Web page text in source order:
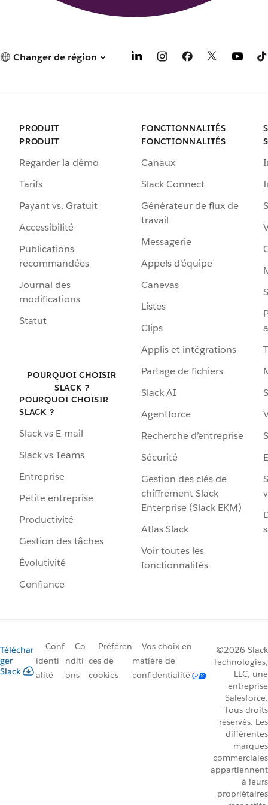
Changer de région
PRODUIT
PRODUIT
Regarder la démo
Tarifs
Payant vs. Gratuit
Accessibilité
Publications
recommandées
Journal des
modifications
Statut
POURQUOI CHOISIR
SLACK ?
POURQUOI CHOISIR
SLACK ?
Slack vs E-mail
Slack vs Teams
Entreprise
Petite entreprise
Productivité
Gestion des tâches
Évolutivité
Confiance
FONCTIONNALITÉS
FONCTIONNALITÉS
Canaux
Slack Connect
Générateur de flux de
travail
Messagerie
Appels d’équipe
Canevas
Listes
Clips
Applis et intégrations
Partage de fichiers
Slack AI
Agentforce
Recherche d’entreprise
Sécurité
Gestion des clés de
chiffrement Slack
Enterprise (Slack EKM)
Atlas Slack
Voir toutes les
fonctionnalités
Téléchar
ger
Slack
Conf
identi
alité
Co
nditi
ons
Préféren
ces de
cookies
Vos choix en
matière de
confidentialité
©2026 Slack
Technologies,
LLC, une
entreprise
Salesforce.
Tous droits
réservés. Les
différentes
marques
commerciales
appartiennent
à leurs
propriétaires